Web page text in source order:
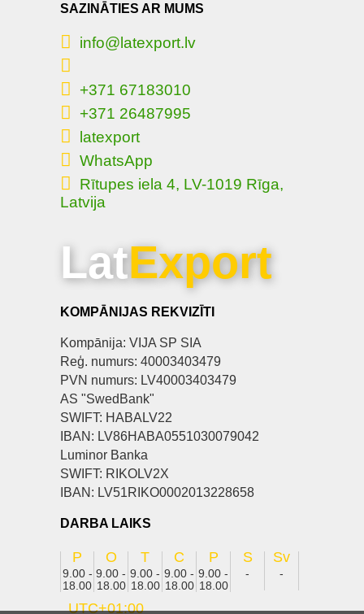
SAZINĀTIES AR MUMS
info@latexport.lv
+371 67183010
+371 26487995
latexport
WhatsApp
Rītupes iela 4, LV-1019 Rīga,
Latvija
LatExport
KOMPĀNIJAS REKVIZĪTI
Kompānija: VIJA SP SIA
Reģ. numurs: 40003403479
PVN numurs: LV40003403479
AS "SwedBank"
SWIFT: HABALV22
IBAN: LV86HABA0551030079042
Luminor Banka
SWIFT: RIKOLV2X
IBAN: LV51RIKO0002013228658
DARBA LAIKS
P
9.00 -
18.00
O
9.00 -
18.00
T
9.00 -
18.00
C
9.00 -
18.00
P
9.00 -
18.00
S
-
Sv
-
UTC+01:00